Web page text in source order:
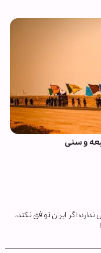
و سنی
اگر ایران توافق نکند،